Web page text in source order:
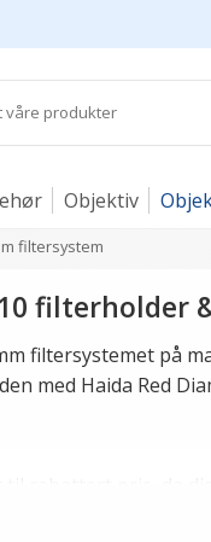
Objektiv
filtersystem
filterholder
filtersystemet
med Haida Red
rabattert pris, da
forskjellige